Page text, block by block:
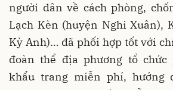
người dân về cách phòng,
Lạch Kèn (huyện Nghi Xuân),
Kỳ Anh)… đã phối hợp tốt với
đoàn thể địa phương tổ chức
khẩu trang miễn phí, hướng